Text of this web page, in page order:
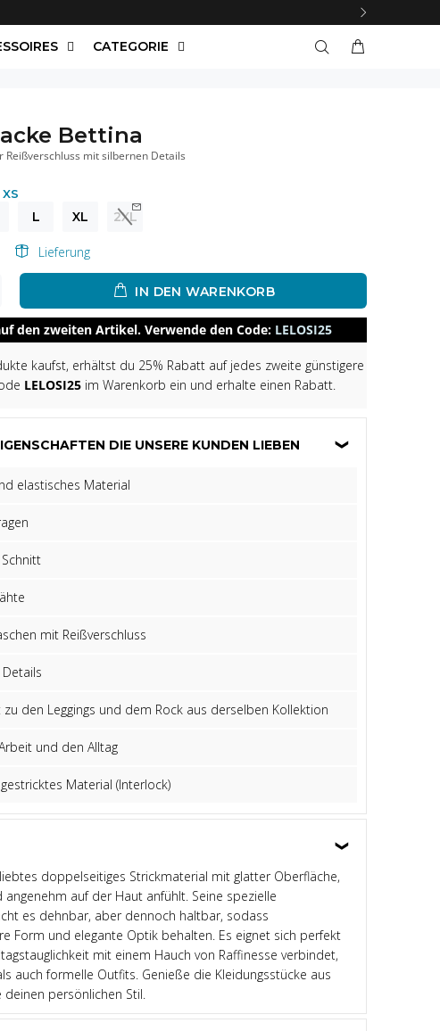
CATEGORIE
Bettina
Reißverschluss mit silbernen Details
XS
L XL 2XL
Lieferung
IN DEN WARENKORB
den zweiten Artikel. Verwende den Code: LELOSI25
kaufst, erhältst du 25% Rabatt auf jedes zweite günstigere
LELOSI25 im Warenkorb ein und erhalte einen Rabatt.
DIE UNSERE KUNDEN LIEBEN
elastisches Material
mit Reißverschluss
den Leggings und dem Rock aus derselben Kollektion
und den Alltag
Material (Interlock)
doppelseitiges Strickmaterial mit glatter Oberfläche,
angenehm auf der Haut anfühlt. Seine spezielle
es dehnbar, aber dennoch haltbar, sodass
Form und elegante Optik behalten. Es eignet sich perfekt
mit einem Hauch von Raffinesse verbindet,
auch formelle Outfits. Genieße die Kleidungsstücke aus
deinen persönlichen Stil.